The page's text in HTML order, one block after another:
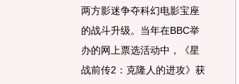
两方影迷争夺科幻电影宝座
的战斗升级。当年在BBC举
办的网上票选活动中，《星
战前传2：克隆人的进攻》获